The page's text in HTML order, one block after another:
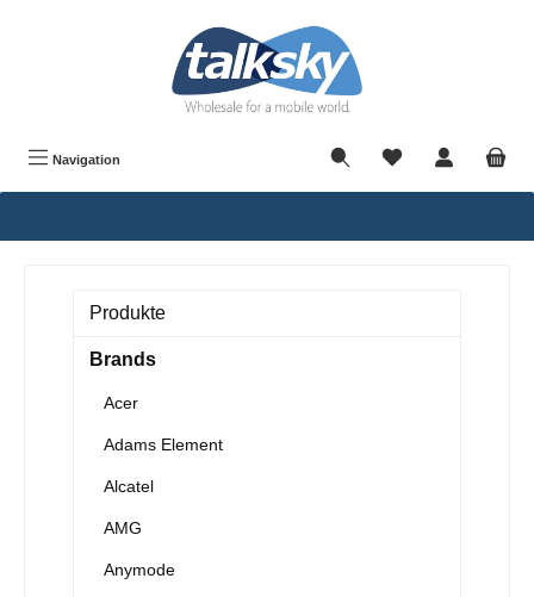
Navigation
Produkte
Brands
Acer
Adams Element
Alcatel
AMG
Anymode